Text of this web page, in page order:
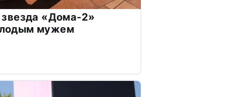
«Дома-2»
мужем